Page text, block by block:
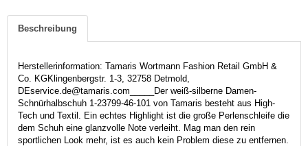
Beschreibung
Herstellerinformation: Tamaris Wortmann Fashion Retail GmbH &
Co. KGKlingenbergstr. 1-3, 32758 Detmold,
DEservice.de@tamaris.com_____Der weiß-silberne Damen-
Schnürhalbschuh 1-23799-46-101 von Tamaris besteht aus High-
Tech und Textil. Ein echtes Highlight ist die große Perlenschleife die
dem Schuh eine glanzvolle Note verleiht. Mag man den rein
sportlichen Look mehr, ist es auch kein Problem diese zu entfernen.